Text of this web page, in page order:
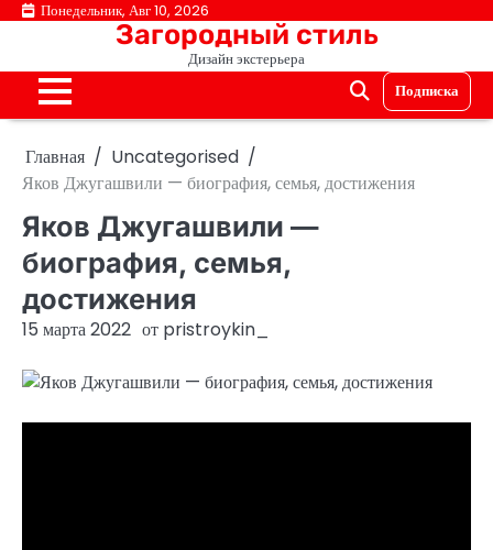
ПерейтиПонедельник, Авг 10, 2026
Загородный стиль
Дизайн экстерьера
Подписка
Главная
Uncategorised
Яков Джугашвили — биография, семья, достижения
Яков Джугашвили —
биография, семья,
достижения
15 марта 2022 от pristroykin_